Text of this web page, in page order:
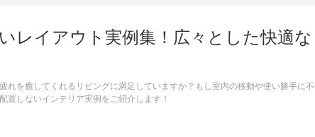
レイアウト実例集！広々とした快適
れを癒してくれるリビングに満足していますか？もし室内の移動や使い勝手に
置しないインテリア実例をご紹介します！